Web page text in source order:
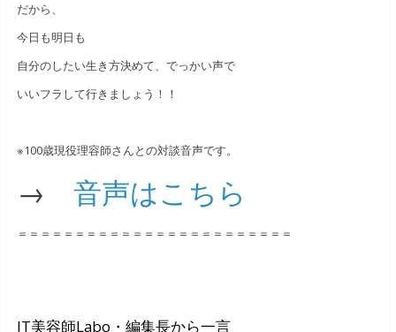
だから、
今日も明日も
自分のしたい生き方決めて、でっかい声で
いいフラして行きましょう！！
※100歳現役理容師さんとの対談音声です。
→ 音声はこちら
＝＝＝＝＝＝＝＝＝＝＝＝＝＝＝＝＝＝＝＝＝＝＝＝
IT美容師Labo・編集長から一言